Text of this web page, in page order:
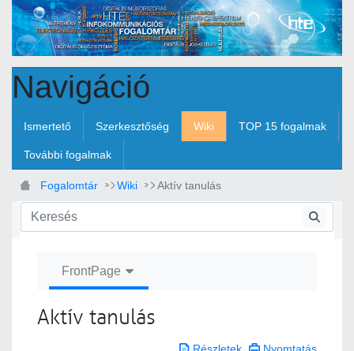
Ugrás a fő tartalomhoz
Navigáció
Ismertető Szerkesztőség Wiki TOP 15 fogalmak
További fogalmak
Fogalomtár Wiki Aktív tanulás
FrontPage
Aktív tanulás